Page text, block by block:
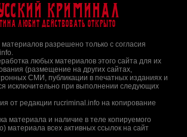
Криминал
любит действовать открыто
разрешено только с согласия
любых материалов этого сайта для их
(размещение на других сайтах,
СМИ, публикации в печатных изданиях и
исключительно при выполнении следующих
от редакции rucriminal.info на копирование
материала и наличие в теле копируемого
материала всех активных ссылок на сайт